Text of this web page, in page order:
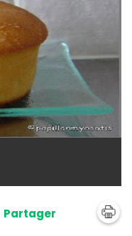
Partager